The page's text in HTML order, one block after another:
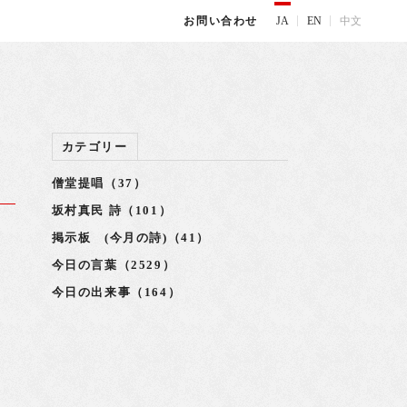
お問い合わせ JA EN 中文
カテゴリー
僧堂提唱（37）
坂村真民 詩（101）
掲示板 (今月の詩)（41）
今日の言葉（2529）
今日の出来事（164）